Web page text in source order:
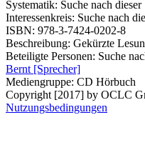
Systematik: Suche nach
Interessenkreis: Suche nach
ISBN: 978-3-7424-0202-8
Beschreibung: Gekürzte
Beteiligte Personen: Suche
Bernt [Sprecher]
Mediengruppe: CD Hörbuch
Copyright [2017] by OCLC
Nutzungsbedingungen